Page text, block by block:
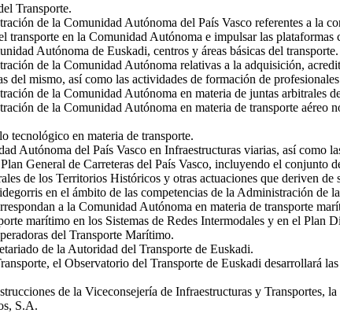
Transporte.
de la Comunidad Autónoma del País Vasco referentes a la
transporte en la Comunidad Autónoma e impulsar las plataformas
Autónoma de Euskadi, centros y áreas básicas del transporte.
de la Comunidad Autónoma relativas a la adquisición,
del mismo, así como las actividades de formación de
de la Comunidad Autónoma en materia de juntas arbitrales
de la Comunidad Autónoma en materia de transporte
tecnológico en materia de transporte.
Autónoma del País Vasco en Infraestructuras viarias, así
General de Carreteras del País Vasco, incluyendo el conjunto
de los Territorios Históricos y otras actuaciones que deriven de
en el ámbito de las competencias de la Administración de
a la Comunidad Autónoma en materia de transporte
marítimo en los Sistemas de Redes Intermodales y en el Plan
del Transporte Marítimo.
de la Autoridad del Transporte de Euskadi.
el Observatorio del Transporte de Euskadi desarrollará
de la Viceconsejería de Infraestructuras y Transportes,
S.A.